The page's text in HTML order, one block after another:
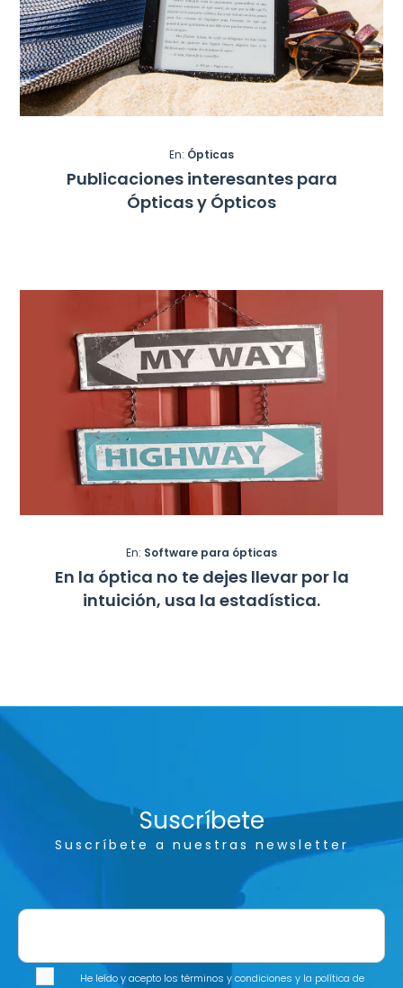
En: Ópticas
Publicaciones interesantes para
Ópticas y Ópticos
En: Software para ópticas
En la óptica no te dejes llevar por la
intuición, usa la estadística.
Suscríbete
Suscríbete a nuestras newsletter
He leído y acepto los términos y condiciones y la política de